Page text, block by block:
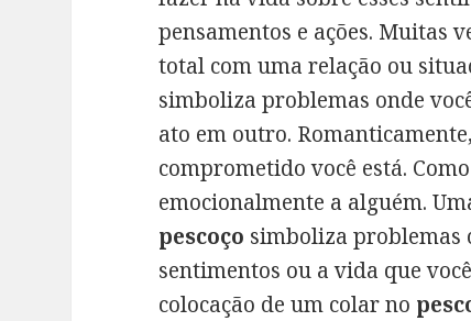
pensamentos e ações. Muitas
total com uma relação ou
simboliza problemas onde
ato em outro.
comprometido você está.
emocionalmente a alguém.
pescoço simboliza problemas
sentimentos ou a vida que
colocação de um colar no